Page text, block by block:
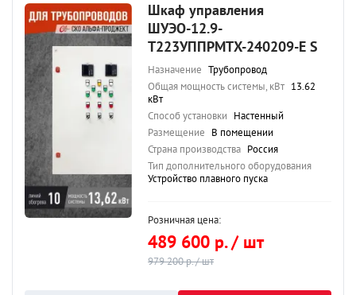
Шкаф управления
ШУЭО-12.9-
Т223УППРМТХ-240209-Е S
Назначение Трубопровод
Общая мощность системы, кВт 13.62
кВт
Способ установки Настенный
Размещение В помещении
Страна производства Россия
Тип дополнительного оборудования
Устройство плавного пуска
Розничная цена:
489 600 р. / шт
979 200 р. / шт